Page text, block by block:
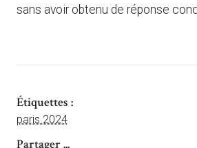
sans avoir obtenu de réponse
Étiquettes :
paris 2024
Partager ...